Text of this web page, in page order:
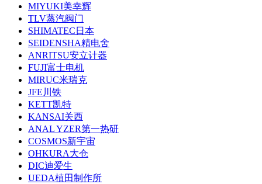
MIYUKI美幸辉
TLV蒸汽阀门
SHIMATEC日本
SEIDENSHA精电舍
ANRITSU安立计器
FUJI富士电机
MIRUC米瑞克
JFE川铁
KETT凯特
KANSAI关西
ANAL YZER第一热研
COSMOS新宇宙
OHKURA大仓
DIC迪爱生
UEDA植田制作所